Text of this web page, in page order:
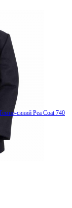
синий Pea Coat 740